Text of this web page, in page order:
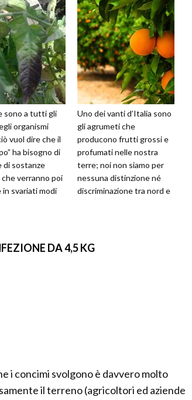
sono a tutti gli
organismi
vuol dire che il
ha bisogno di
di sostanze
verranno poi
in svariati modi
Uno dei vanti d’Italia sono
gli agrumeti che
producono frutti grossi e
profumati nelle nostra
terre; noi non siamo per
nessuna distinzione né
discriminazione tra nord e
DA 4,5 KG
i concimi svolgono è davvero molto
il terreno (agricoltori ed aziende